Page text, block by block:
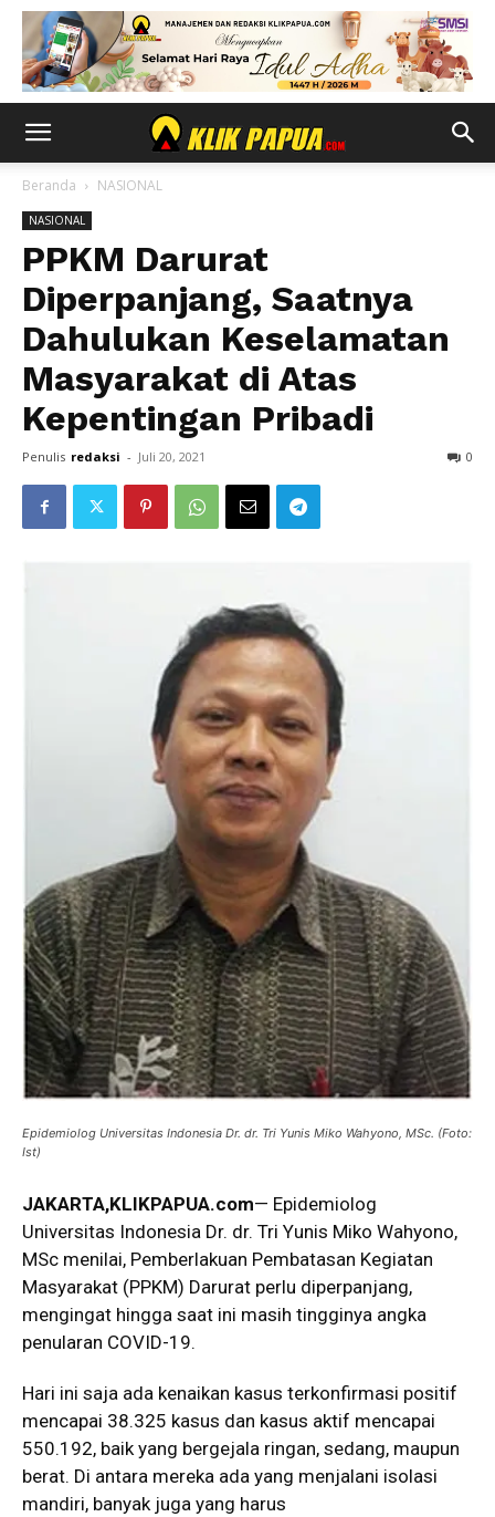
Beranda NASIONAL
NASIONAL
PPKM Darurat
Diperpanjang, Saatnya
Dahulukan Keselamatan
Masyarakat di Atas
Kepentingan Pribadi
Penulis redaksi - Juli 20, 2021 0
Epidemiolog Universitas Indonesia Dr. dr. Tri Yunis Miko Wahyono, MSc. (Foto:
Ist)
JAKARTA,KLIKPAPUA.com— Epidemiolog
Universitas Indonesia Dr. dr. Tri Yunis Miko Wahyono,
MSc menilai, Pemberlakuan Pembatasan Kegiatan
Masyarakat (PPKM) Darurat perlu diperpanjang,
mengingat hingga saat ini masih tingginya angka
penularan COVID-19.
Hari ini saja ada kenaikan kasus terkonfirmasi positif
mencapai 38.325 kasus dan kasus aktif mencapai
550.192, baik yang bergejala ringan, sedang, maupun
berat. Di antara mereka ada yang menjalani isolasi
mandiri, banyak juga yang harus